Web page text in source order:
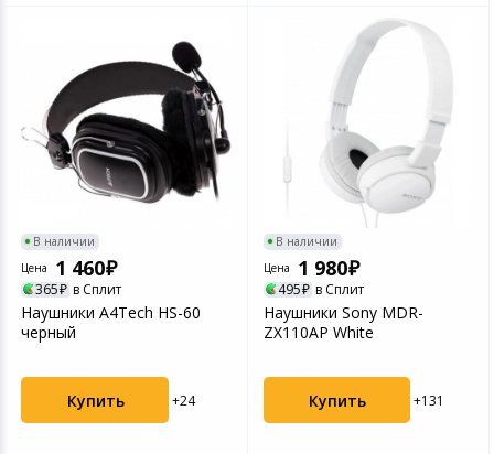
В наличии
Цена
1 460
365 в Сплит
Наушники A4Tech HS-60
черный
Купить +24
В наличии
Цена
1 980
495 в Сплит
Наушники Sony MDR-
ZX110AP White
Купить +131